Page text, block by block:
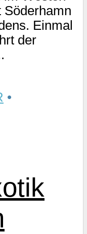
Söderhamn
Einmal
der
•